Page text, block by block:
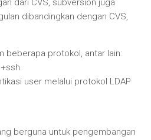
dari CVS, subversion juga
dibandingkan dengan CVS,
beberapa protokol, antar lain:
user melalui protokol LDAP
berguna untuk pengembangan